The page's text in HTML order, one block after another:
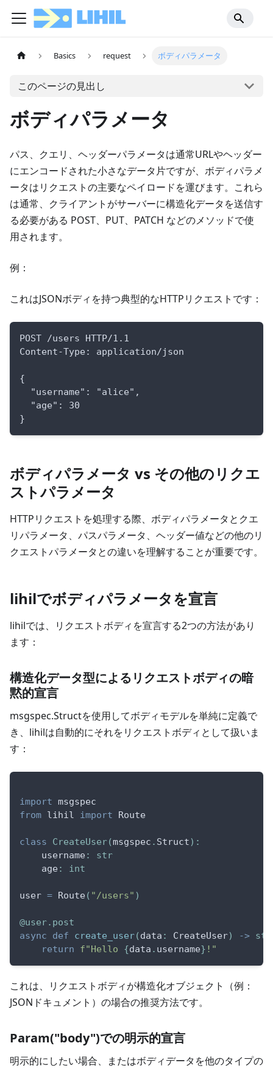
Basics request ボディパラメータ
このページの見出し
ボディパラメータ
パス、クエリ、ヘッダーパラメータは通常URLやヘッダー
にエンコードされた小さなデータ片ですが、ボディパラメ
ータはリクエストの主要なペイロードを運びます。これら
は通常、クライアントがサーバーに構造化データを送信す
る必要がある POST、PUT、PATCH などのメソッドで使
用されます。
例：
これはJSONボディを持つ典型的なHTTPリクエストです：
POST /users HTTP/1.1
Content-Type: application/json
{
  "username": "alice",
  "age": 30
}
ボディパラメータ vs その他のリクエ
ストパラメータ
HTTPリクエストを処理する際、ボディパラメータとクエ
リパラメータ、パスパラメータ、ヘッダー値などの他のリ
クエストパラメータとの違いを理解することが重要です。
lihilでボディパラメータを宣言
lihilでは、リクエストボディを宣言する2つの方法があり
ます：
構造化データ型によるリクエストボディの暗
黙的宣言
msgspec.Structを使用してボディモデルを単純に定義で
き、lihilは自動的にそれをリクエストボディとして扱いま
す：
import msgspec
from lihil import Route
class CreateUser(msgspec . Struct) :
    username
:
str
    age
: int
user = Route ( "/users" )
@user. post
async
def create_user(data : CreateUser) -> str
return
f"Hello {data . username} !"
これは、リクエストボディが構造化オブジェクト（例：
JSONドキュメント）の場合の推奨方法です。
Param("body")での明示的宣言
明示的にしたい場合、またはボディデータを他のタイプの